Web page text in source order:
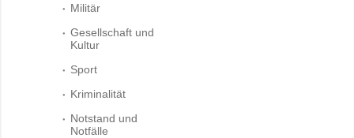
Militär
Gesellschaft und
Kultur
Sport
Kriminalität
Notstand und
Notfälle